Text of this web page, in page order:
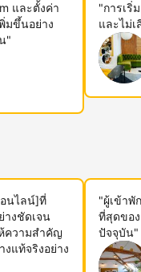
และตั้งค่า
มขึ้นอย่าง
"
"การเริ่
และไม่เ
อนไลน์]ที่
างชัดเจน
ความสำคัญ
แท้จริงอย่าง
"ผู้เข้าพั
ที่สุดของ
ปัจจุบัน"